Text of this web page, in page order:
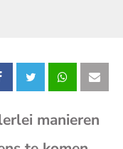
Deel
dit
Deel
dit
Deel
dit
manieren